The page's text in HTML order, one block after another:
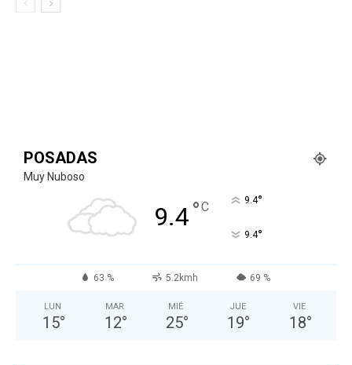
POSADAS
Muy Nuboso
9.4°C 9.4°
9.4°
63 % 5.2kmh 69 %
LUN
15°
MAR
12°
MIÉ
25°
JUE
19°
VIE
18°